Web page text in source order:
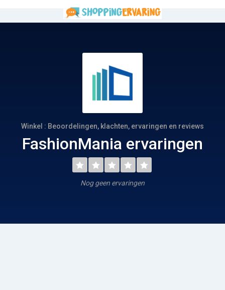
Winkel : Beoordelingen, klachten, ervaringen en reviews
FashionMania ervaringen
Nog geen ervaringen